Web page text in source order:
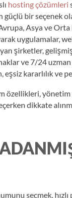
hosting çözümleri
güçlü bir seçenek
Asya ve
uygulamalar,
şirketler,
ve 7/24
eşsiz kararlılık ve
özellikleri,
dikkate
seçmek,